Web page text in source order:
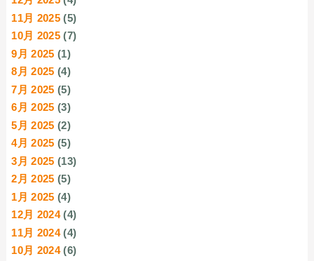
11月 2025 (5)
10月 2025 (7)
9月 2025 (1)
8月 2025 (4)
7月 2025 (5)
6月 2025 (3)
5月 2025 (2)
4月 2025 (5)
3月 2025 (13)
2月 2025 (5)
1月 2025 (4)
12月 2024(4)
11月 2024(4)
10月 2024(6)